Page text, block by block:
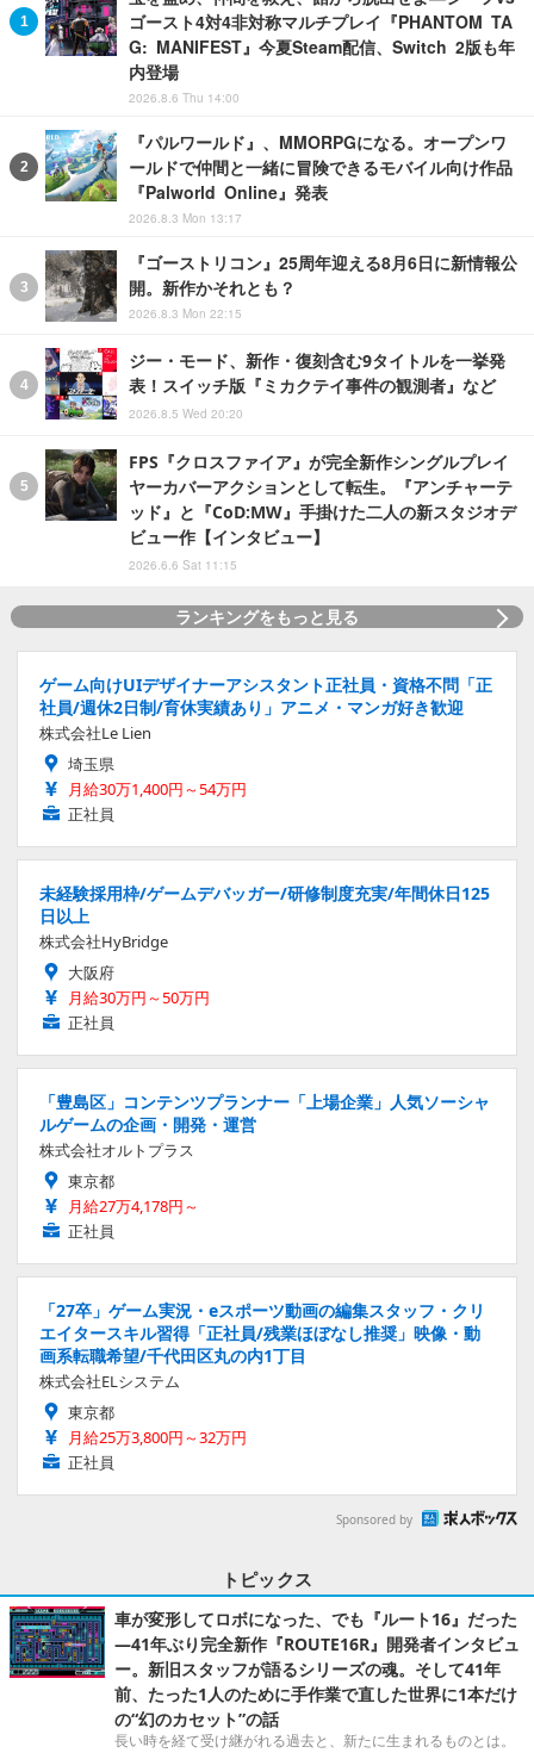
ゴースト4対4非対称マルチプレイ『PHANTOM TA
G: MANIFEST』今夏Steam配信、Switch 2版も年
内登場
2026.8.6 Thu 14:00
『パルワールド』、MMORPGになる。オープンワ
ールドで仲間と一緒に冒険できるモバイル向け作品
『Palworld Online』発表
2026.8.3 Mon 13:17
『ゴーストリコン』25周年迎える8月6日に新情報公
開。新作かそれとも？
2026.8.3 Mon 22:15
ジー・モード、新作・復刻含む9タイトルを一挙発
表！スイッチ版『ミカクテイ事件の観測者』など
2026.8.5 Wed 20:20
FPS『クロスファイア』が完全新作シングルプレイ
ヤーカバーアクションとして転生。『アンチャーテ
ッド』と『CoD:MW』手掛けた二人の新スタジオデ
ビュー作【インタビュー】
2026.6.6 Sat 11:15
ランキングをもっと見る
ゲーム向けUIデザイナーアシスタント正社員・資格不問「正
社員/週休2日制/育休実績あり」アニメ・マンガ好き歓迎
株式会社Le Lien
埼玉県
月給30万1,400円～54万円
正社員
未経験採用枠/ゲームデバッガー/研修制度充実/年間休日125
日以上
株式会社HyBridge
大阪府
月給30万円～50万円
正社員
「豊島区」コンテンツプランナー「上場企業」人気ソーシャ
ルゲームの企画・開発・運営
株式会社オルトプラス
東京都
月給27万4,178円～
正社員
「27卒」ゲーム実況・eスポーツ動画の編集スタッフ・クリ
エイタースキル習得「正社員/残業ほぼなし推奨」映像・動
画系転職希望/千代田区丸の内1丁目
株式会社ELシステム
東京都
月給25万3,800円～32万円
正社員
Sponsored by
トピックス
車が変形してロボになった、でも『ルート16』だった
―41年ぶり完全新作『ROUTE16R』開発者インタビュ
ー。新旧スタッフが語るシリーズの魂。そして41年
前、たった1人のために手作業で直した世界に1本だけ
の“幻のカセット”の話
長い時を経て受け継がれる過去と、新たに生まれるものとは。